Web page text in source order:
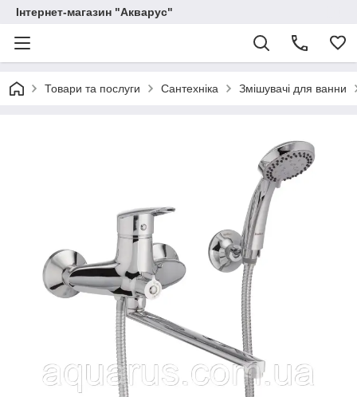
Інтернет-магазин "Акварус"
Товари та послуги Сантехніка Змішувачі для ванни